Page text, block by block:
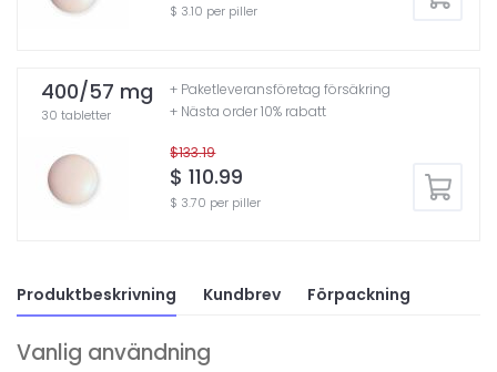
$ 3.10 per piller
400/57 mg
30 tabletter
$133.19
$ 110.99
$ 3.70 per piller
+ Paketleveransföretag försäkring
+ Nästa order 10% rabatt
Produktbeskrivning Kundbrev Förpackning
Vanlig användning